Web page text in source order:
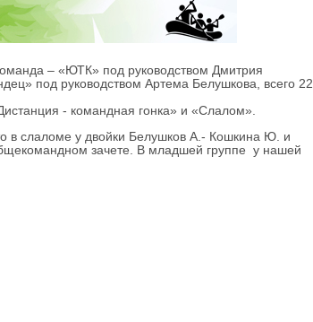
– «ЮТК» под руководством Дмитрия
под руководством Артема Белушкова, всего 22
- командная гонка» и «Слалом».
в слаломе у двойки Белушков А.- Кошкина Ю. и
зачете. В младшей группе у нашей